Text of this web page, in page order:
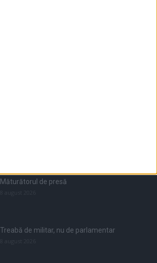
Măturătorul de presă
Treabă de militar, nu de parlamentar